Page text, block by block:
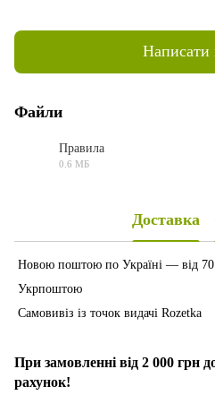
Написати
Файли
Правила
0.6 МБ
Доставка
Новою поштою по Україні — від 70
Укрпоштою
Самовивіз із точок видачі Rozetka
При замовленні від 2 000 грн
рахунок!